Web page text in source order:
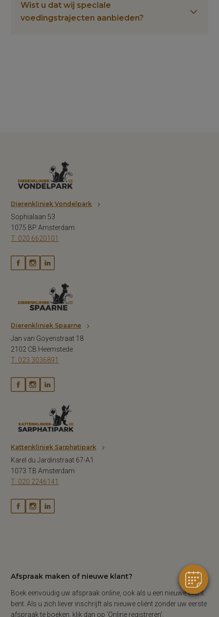
Wist u dat wij speciale
voedingstrajecten aanbieden?
Dierenkliniek Vondelpark
Sophialaan 53
1075 BP Amsterdam
T: 020 6620101
Dierenkliniek Spaarne
Jan van Goyenstraat 18
2102 CB Heemstede
T: 023 3036891
Kattenkliniek Sarphatipark
Karel du Jardinstraat 67-A1
1073 TB Amsterdam
T: 020 2246141
Afspraak maken of nieuwe klant?
Boek eenvoudig uw afspraak online, ook als u een nieuwe cliënt
bent. Als u zich liever inschrijft als nieuwe cliënt zonder uw eerste
afspraak te boeken, klik dan op ‘Online registreren’.